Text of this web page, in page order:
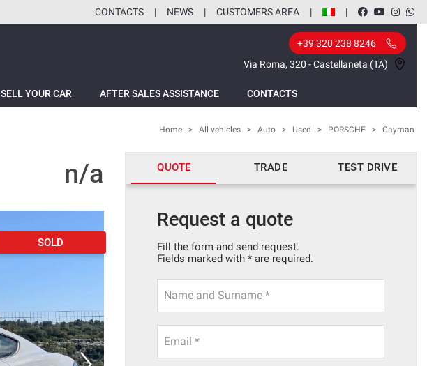
CONTACTS NEWS CUSTOMERS AREA
+39 320 238 8246
Via Roma, 320 - Castellaneta (TA)
SELL YOUR CAR AFTER SALES ASSISTANCE CONTACTS
Home > All vehicles > Auto > Used > PORSCHE > Cayman
n/a
SOLD
QUOTE TRADE TEST DRIVE
Request a quote
Fill the form and send request.
Fields marked with * are required.
Name and Surname *
Email *